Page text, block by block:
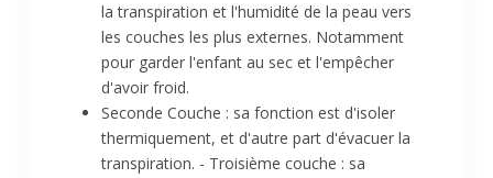
la transpiration et l'humidité de la peau vers
les couches les plus externes. Notamment
pour garder l'enfant au sec et l'empêcher
d'avoir froid.
Seconde Couche : sa fonction est d'isoler
thermiquement, et d'autre part d'évacuer la
transpiration. - Troisième couche : sa